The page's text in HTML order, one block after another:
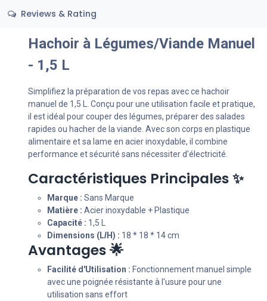
Reviews & Rating
Hachoir à Légumes/Viande Manuel
- 1,5 L
Simplifiez la préparation de vos repas avec ce hachoir
manuel de 1,5 L. Conçu pour une utilisation facile et pratique,
il est idéal pour couper des légumes, préparer des salades
rapides ou hacher de la viande. Avec son corps en plastique
alimentaire et sa lame en acier inoxydable, il combine
performance et sécurité sans nécessiter d'électricité.
Caractéristiques Principales ✨
Marque : Sans Marque
Matière : Acier inoxydable + Plastique
Capacité : 1,5 L
Dimensions (LlH) : 18 * 18 * 14 cm
Avantages 🌟
Facilité d'Utilisation : Fonctionnement manuel simple
avec une poignée résistante à l'usure pour une
utilisation sans effort